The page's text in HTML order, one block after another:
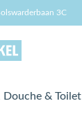
3C
Douche & Toilet